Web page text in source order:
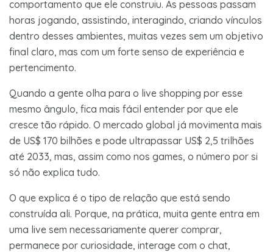
comportamento que ele construiu. As pessoas passam
horas jogando, assistindo, interagindo, criando vínculos
dentro desses ambientes, muitas vezes sem um objetivo
final claro, mas com um forte senso de experiência e
pertencimento.
Quando a gente olha para o live shopping por esse
mesmo ângulo, fica mais fácil entender por que ele
cresce tão rápido. O mercado global já movimenta mais
de US$ 170 bilhões e pode ultrapassar US$ 2,5 trilhões
até 2033, mas, assim como nos games, o número por si
só não explica tudo.
O que explica é o tipo de relação que está sendo
construída ali. Porque, na prática, muita gente entra em
uma live sem necessariamente querer comprar,
permanece por curiosidade, interage com o chat,